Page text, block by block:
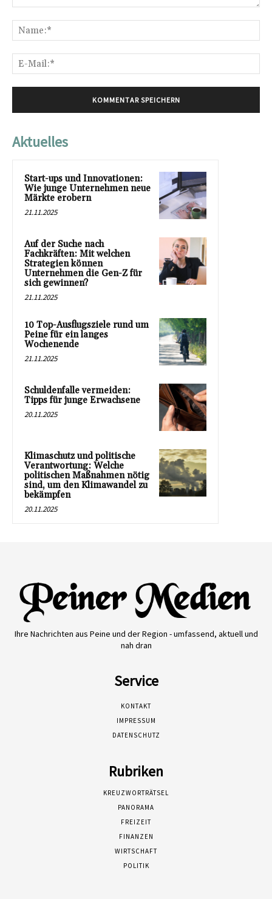
Aktuelles
Start-ups und Innovationen:
Wie junge Unternehmen neue
Märkte erobern
21.11.2025
Auf der Suche nach
Fachkräften: Mit welchen
Strategien können
Unternehmen die Gen-Z für
sich gewinnen?
21.11.2025
10 Top-Ausflugsziele rund um
Peine für ein langes
Wochenende
21.11.2025
Schuldenfalle vermeiden:
Tipps für junge Erwachsene
20.11.2025
Klimaschutz und politische
Verantwortung: Welche
politischen Maßnahmen nötig
sind, um den Klimawandel zu
bekämpfen
20.11.2025
Ihre Nachrichten aus Peine und der Region - umfassend, aktuell und
nah dran
Service
KONTAKT
IMPRESSUM
DATENSCHUTZ
Rubriken
KREUZWORTRÄTSEL
PANORAMA
FREIZEIT
FINANZEN
WIRTSCHAFT
POLITIK